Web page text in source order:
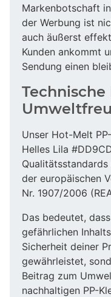
Markenbotschaft
der Werbung ist
auch äußerst
Kunden ankommt
Sendung einen
Unser Hot-Melt
Helles Lila
der europäischen
Nr. 1907/2006
Das bedeutet,
gefährlichen
Sicherheit deiner
gewährleistet,
Beitrag zum
nachhaltigen PP-